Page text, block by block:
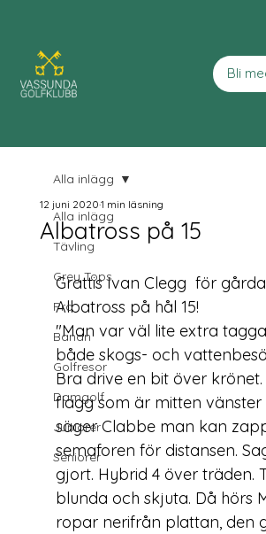
Bli
Alla inlägg
Tävling
Grey Tops
Pro
Banan
Golfresor
Damgolf
Juniorer
Seniorer
Alla inlägg
Albatross på 15
12 juni 20201 min läsning
Grattis Ivan Clegg  för
Albatross på hål 15!
"Man var väl lite extra
både skogs- och
Bra drive en bit över krönet.
flagg som är mitten vänster
säger Clabbe man kan
semaforen för distansen.
gjort. Hybrid 4 över träden.
blunda och skjuta. Då hörs
ropar nerifrån plattan, den